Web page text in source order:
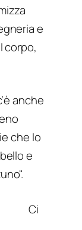
e
corpo,
anche
che lo
e
Ci